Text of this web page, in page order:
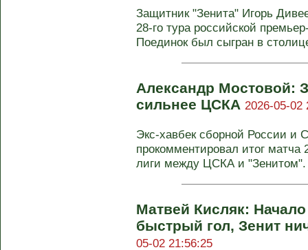
Защитник "Зенита" Игорь
28-го тура российской
Поединок был сыгран в
Александр Мостовой:
сильнее ЦСКА 2026-05-02
Экс-хавбек сборной России и
прокомментировал итог матча
лиги между ЦСКА и "Зенитом".
Матвей Кисляк:
быстрый гол, Зенит
05-02 21:56:25